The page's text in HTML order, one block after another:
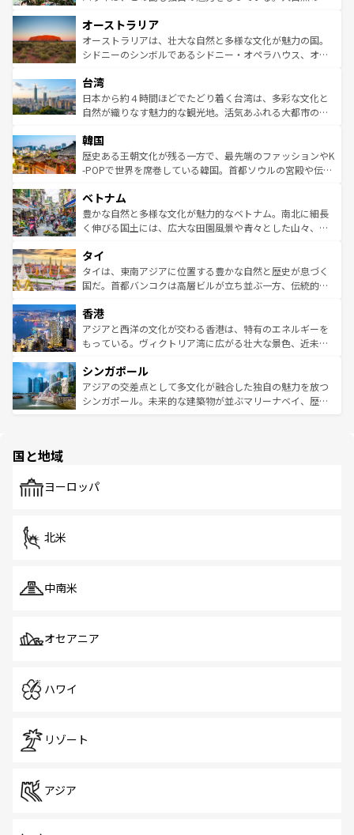
部のニューオーリンズでは、音楽と美食が融合した独特の
文化が魅力。旅行者はアメリカの各地域で異なる魅力を楽
しみながら、その多様性と豊かな歴史を感じることができ
ならではの贅沢な旅のスタイルだ。 なお、新着のアメリカ
情報はコンテンツ一覧を参照してほしい。
ワイ島は見逃せない。また、定番の観光地といえばオアフ
島だが、静かな自然を求めるならマウイ島やカウアイ島が
おすすめ。エメラルドグリーンに輝く海をはじめ、豊かな
れるおもてなしの心で訪れる人々を迎えてくれるハワイの
人々、おいしいローカルフードやハワイアンミュージッ
ク、伝統的なフラダンスなど、すべてがハワイの魅力を彩
ワイを、存分に味わってほしい。 なお、新着のハワイ情報
はコンテンツ一覧を参照してほしい。
オーストラリア
オーストラリアは、壮大な自然と多様な文化が魅力の国。
シドニーのシンボルであるシドニー・オペラハウス、オー
リアリーフや大陸中央部にそびえるウルル（エアーズロッ
ク）、タスマニアの美しい原生林やケアンズの熱帯雨林な
ど、見どころがたくさん。また、カフェやワイン、オージ
いる。アクティビティも充実しており、サーフィンやダイ
ビング、ハイキングなど、アウトドア好きにはたまらな
い。オーストラリアの多彩な魅力を存分に味わいつくそ
参照してほしい。
台湾
日本から約４時間ほどでたどり着く台湾は、多彩な文化と
自然が織りなす魅力的な観光地。活気あふれる大都市の台
ン）、静ひつな山岳地帯である台湾東部など、都市の喧騒
と山間の静けさが共存しており、訪れる人に新しい発見と
驚きをもたらしてくれる。また、奥深い台湾の食文化も魅
容にもいいと評判のスイーツなど、バラエティ豊かな料理
が味わえる。 なお、新着の台湾情報は コンテンツ一覧を参
照してほしい。
韓国
歴史ある王朝文化が残る一方で、最先端のファッションやK
-POPで世界を席巻している韓国。首都ソウルの宮殿や伝統
き、地方に足を延ばせば四季折々の自然美を楽しむことが
できる。そして、キムチや焼肉、絶品のストリートフード
まで、さまざまな韓国料理が待っている。夜には、韓国な
リティに包まれながら、韓国の多彩な魅力を心ゆくまで味
わってみてほしい。 なお、新着の韓国情報はコンテンツ一
覧を参照してほしい。
ベトナム
豊かな自然と多様な文化が魅力的なベトナム。南北に細長
く伸びる国土には、広大な田園風景や青々とした山々、世
急速な発展と共に伝統が息づく。ハノイの古い町並みやホ
ーチミン市のフランス統治時代の建物も、独特の雰囲気を
醸し出している。また、バラエティの豊かさとおいしさで
とつ。フォーやバインミー、ベトナムコーヒーなどは、ぜ
ひ現地で味わいたい。どの地域を訪れてもあたたかい人々
が旅行者を迎えてくれるので、きっと忘れられない旅にな
参照してほしい。
タイ
タイは、東南アジアに位置する豊かな自然と歴史が息づく
国だ。首都バンコクは高層ビルが立ち並ぶ一方、伝統的な
の活気が交差している。北部ではチェンマイなどの山岳地
帯で自然と触れ合い、南部ではプーケットやクラビの美し
いビーチでリゾート気分を楽しむことができる。タイ料理
激する。気候は一年中温暖で、どの季節にも異なる楽しみ
が待っている。親しみやすいタイの人々、仏教を中心とし
た文化、そして多様な観光資源が、訪れる旅人を魅了し続
香港
アジアと西洋の文化が交わる香港は、特有のエネルギーを
もっている。ヴィクトリア湾に広がる壮大な景色、近未来
み、どこを訪れても感動するはず。観光スポットが密集し
ており、効率よく見どころを回れるのも魅力。息をのむよ
うな絶景から文化的な体験まで、香港を存分に楽しみ尽く
シンガポール
アジアの交差点として多文化が融合した独自の魅力を放つ
シンガポール。未来的な建築物が並ぶマリーナベイ、歴史
で、ホーカーズは地元の風情を楽しめる外せないスポット
国と地域
ヨーロッパ
北米
中南米
オセアニア
ハワイ
リゾート
アジア